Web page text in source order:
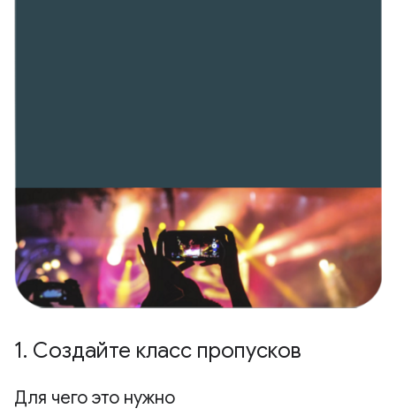
1. Создайте класс пропусков
Для чего это нужно